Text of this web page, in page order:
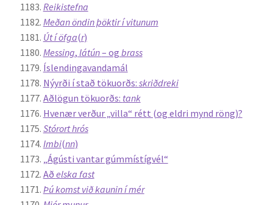
Reikistefna
Meðan öndin þöktir í vitunum
Út í öfga(r)
Messing, látún– og brass
Íslendingavandamál
Nýyrði í stað tökuorðs: skriðdreki
Aðlögun tökuorðs: tank
Hvenær verður „villa“ rétt (og eldri mynd röng)?
Stórort hrós
Imbi(nn)
„Ágústi vantar gúmmístígvél“
Að elska fast
Þú komst við kaunin í mér